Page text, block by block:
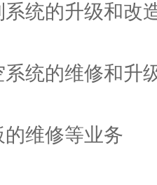
的升级和改
的维修和升
维修等业务